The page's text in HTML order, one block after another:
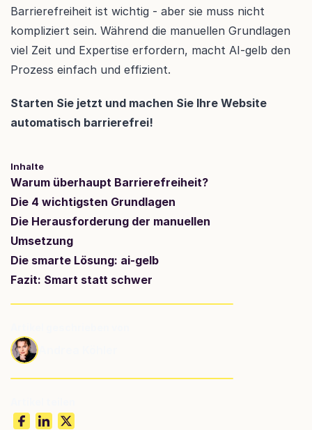
Barrierefreiheit ist wichtig - aber sie muss nicht
kompliziert sein. Während die manuellen Grundlagen
viel Zeit und Expertise erfordern, macht AI-gelb den
Prozess einfach und effizient.
Starten Sie jetzt und machen Sie Ihre Website
automatisch barrierefrei!
Inhalte
Warum überhaupt Barrierefreiheit?
Die 4 wichtigsten Grundlagen
Die Herausforderung der manuellen
Umsetzung
Die smarte Lösung: ai-gelb
Fazit: Smart statt schwer